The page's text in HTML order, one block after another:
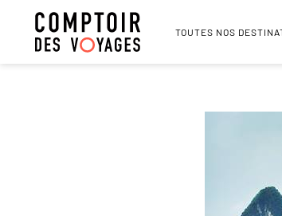
TOUTES NOS